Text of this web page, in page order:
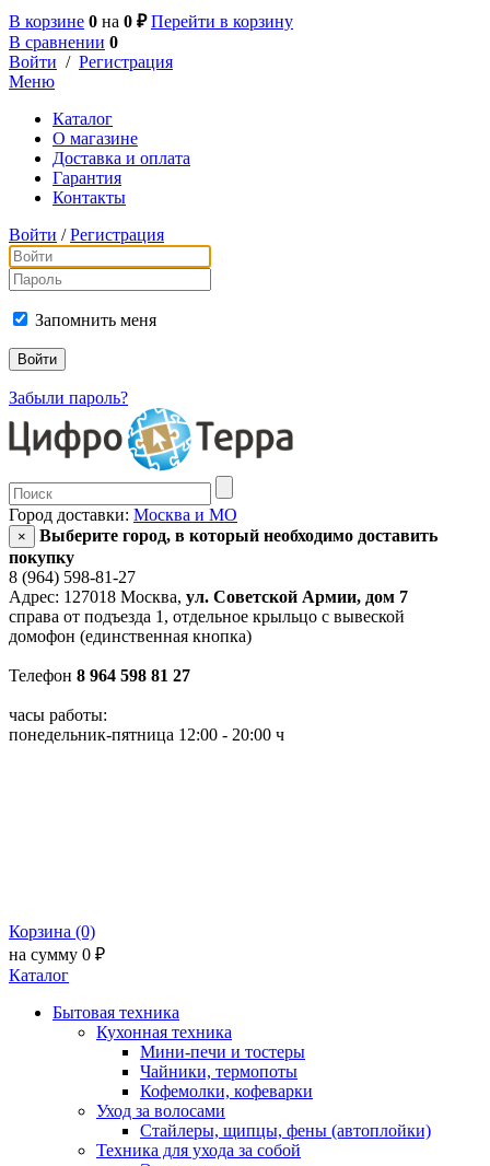
В корзине 0 на 0 ₽ Перейти в корзину
В сравнении 0
Войти / Регистрация
Меню
Каталог
О магазине
Доставка и оплата
Гарантия
Контакты
Войти / Регистрация
Запомнить меня
Забыли пароль?
Город доставки: Москва и МО
×
Выберите город, в который необходимо доставить
покупку
8 (964) 598-81-27
Адрес: 127018 Москва, ул. Советской Армии, дом 7
справа от подъезда 1, отдельное крыльцо с вывеской
домофон (единственная кнопка)
Телефон 8 964 598 81 27
часы работы:
понедельник-пятница 12:00 - 20:00 ч
Корзина (0)
на сумму 0 ₽
Каталог
Бытовая техника
Кухонная техника
Мини-печи и тостеры
Чайники, термопоты
Кофемолки, кофеварки
Уход за волосами
Стайлеры, щипцы, фены (автоплойки)
Техника для ухода за собой